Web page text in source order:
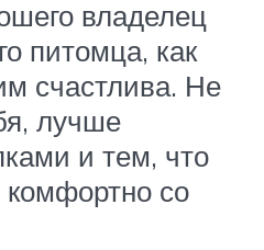
владелец
питомца, как
счастлива. Не
лучше
и тем, что
со